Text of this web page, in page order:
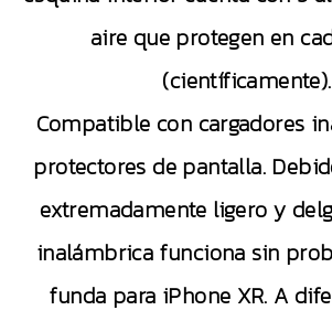
aire que protegen en
(científicamente).
Compatible con cargadores
protectores de pantalla.
extremadamente ligero y
inalámbrica funciona sin
funda para iPhone XR. A